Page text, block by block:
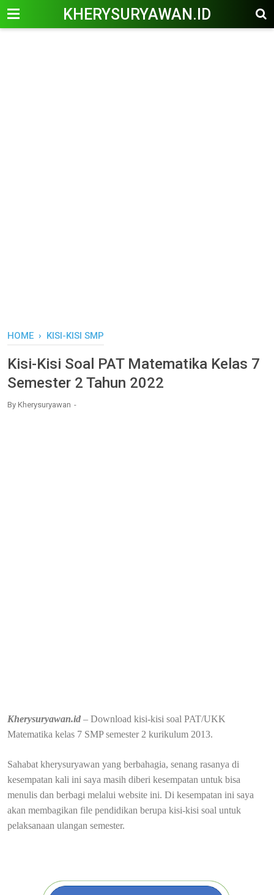
KHERYSURYAWAN.ID
HOME › KISI-KISI SMP
Kisi-Kisi Soal PAT Matematika Kelas 7
Semester 2 Tahun 2022
By Kherysuryawan
Kherysuryawan.id – Download kisi-kisi soal PAT/UKK
Matematika kelas 7 SMP semester 2 kurikulum 2013.
Sahabat kherysuryawan yang berbahagia, senang rasanya di
kesempatan kali ini saya masih diberi kesempatan untuk bisa
menulis dan berbagi melalui website ini. Di kesempatan ini saya
akan membagikan file pendidikan berupa kisi-kisi soal untuk
pelaksanaan ulangan semester.